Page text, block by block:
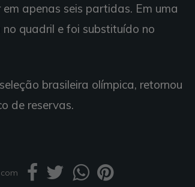
apenas seis partidas. Em uma
quadril e foi substituído no
brasileira olímpica, retornou
de reservas.